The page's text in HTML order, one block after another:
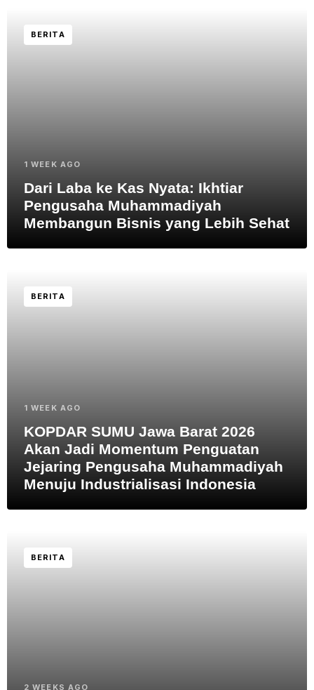
BERITA
1 WEEK AGO
Dari Laba ke Kas Nyata: Ikhtiar
Pengusaha Muhammadiyah
Membangun Bisnis yang Lebih Sehat
BERITA
1 WEEK AGO
KOPDAR SUMU Jawa Barat 2026
Akan Jadi Momentum Penguatan
Jejaring Pengusaha Muhammadiyah
Menuju Industrialisasi Indonesia
BERITA
2 WEEKS AGO